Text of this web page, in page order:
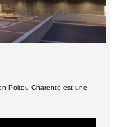
Poitou Charente est une